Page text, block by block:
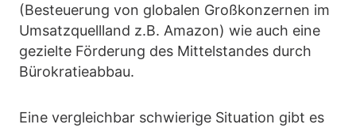
(Besteuerung von globalen Großkonzernen im
Umsatzquellland z.B. Amazon) wie auch eine
gezielte Förderung des Mittelstandes durch
Bürokratieabbau.
Eine vergleichbar schwierige Situation gibt es